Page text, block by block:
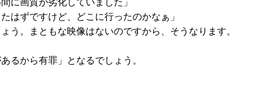
に画質が劣化していました」
はずですけど、どこに行ったのかなぁ」
う。まともな映像はないのですから、そうなります。
るから有罪」となるでしょう。